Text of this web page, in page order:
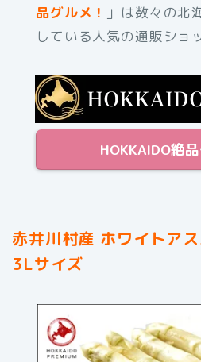
品グルメ！
」は数々の北
している人気の通販ショ
HOKKAIDO絶
赤井川村産 ホワイトア
3Lサイズ